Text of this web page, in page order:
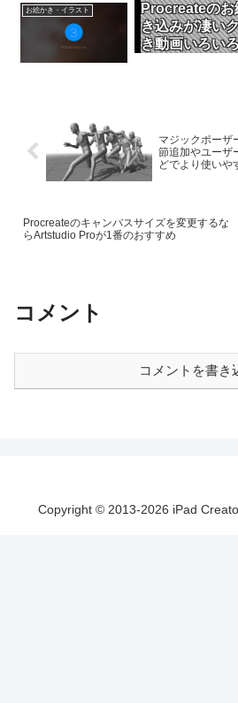
お絵かき・イラスト
Procreateの
き込みが凄い
き動画いろい
マジックポーザ
節追加やユーザ
どでより使いや
Procreateのキャンバスサイズを変更するな
らArtstudio Proが1番のおすすめ
コメント
コメントを書き
Copyright © 2013-2026 iPad